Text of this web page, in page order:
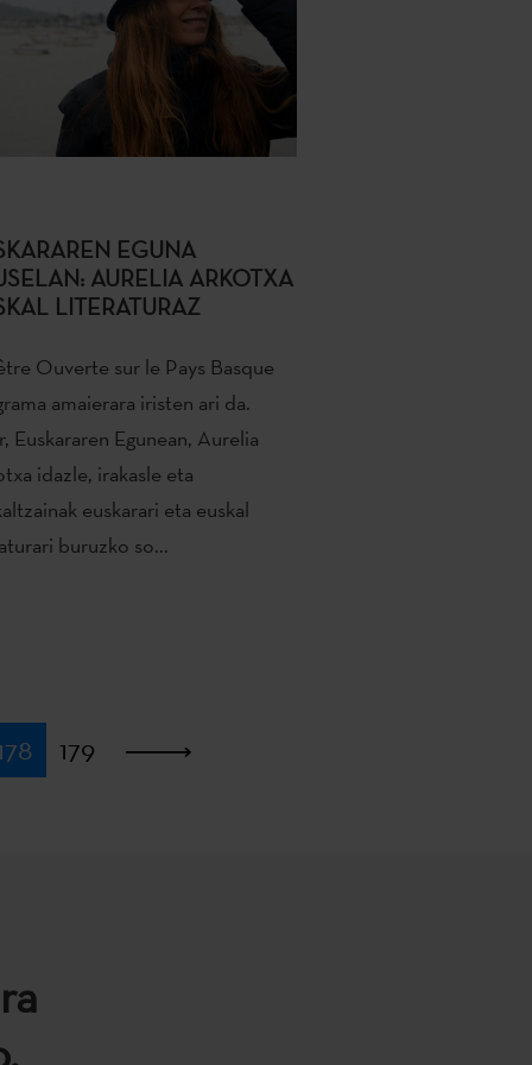
EGUNA
AURELIA ARKOTXA
LITERATURAZ
Ouverte sur le Pays Basque
amaierara iristen ari da.
Euskararen Egunean, Aurelia
idazle, irakasle eta
euskarari eta euskal
buruzko so...
179